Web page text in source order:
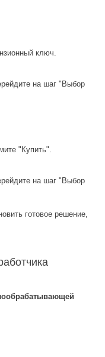
ключ.
на шаг "Выбор
"Купить".
на шаг "Выбор
готовое решение,